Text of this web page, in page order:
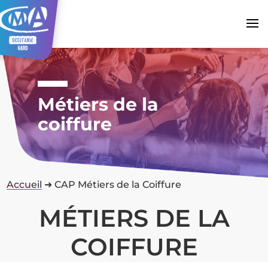
Métiers de la
coiffure
Accueil ➜CAP Métiers de la Coiffure
MÉTIERS DE LA
COIFFURE